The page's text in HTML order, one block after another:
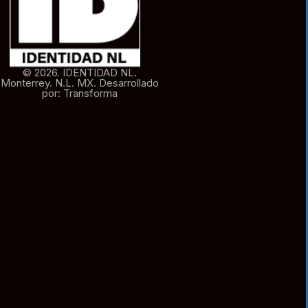
© 2026. IDENTIDAD NL.
Monterrey. N.L. MX. Desarrollado
por: Transforma